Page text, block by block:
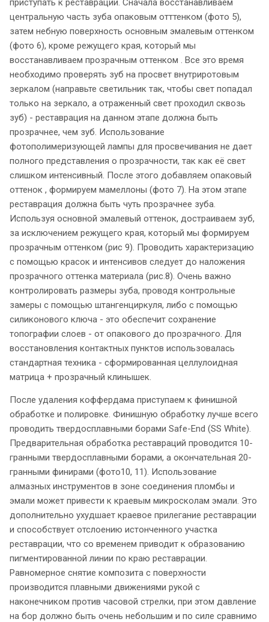
приступать к реставрации. Сначала восстанавливаем
центральную часть зуба опаковым отттенком (фото 5),
затем небную поверхность основным эмалевым оттенком
(фото 6), кроме режущего края, который мы
восстанавливаем прозрачным оттенком . Все это время
необходимо проверять зуб на просвет внутриротовым
зеркалом (направьте светильник так, чтобы свет попадал
только на зеркало, а отраженный свет проходил сквозь
зуб) - реставрация на данном этапе должна быть
прозрачнее, чем зуб. Использование
фотополимеризующей лампы для просвечивания не дает
полного представления о прозрачности, так как её свет
слишком интенсивный. После этого добавляем опаковый
оттенок , формируем мамеллоны (фото 7). На этом этапе
реставрация должна быть чуть прозрачнее зуба.
Используя основной эмалевый оттенок, достраиваем зуб,
за исключением режущего края, который мы формируем
прозрачным оттенком (рис 9). Проводить характеризацию
с помощью красок и интенсивов следует до наложения
прозрачного оттенка материала (рис.8). Очень важно
контролировать размеры зуба, проводя контрольные
замеры с помощью штангенциркуля, либо с помощью
силиконового ключа - это обеспечит сохранение
топографии слоев - от опакового до прозрачного. Для
восстановления контактных пунктов использовалась
стандартная техника - сформированная целлулоидная
матрица + прозрачный клинышек.
После удаления коффердама приступаем к финишной
обработке и полировке. Финишную обработку лучше всего
проводить твердосплавными борами Safe-End (SS White).
Предварительная обработка реставраций проводится 10-
гранными твердосплавными борами, а окончательная 20-
гранными финирами (фото10, 11). Использование
алмазных инструментов в зоне соединения пломбы и
эмали может привести к краевым микросколам эмали. Это
дополнительно ухудшает краевое прилегание реставрации
и способствует отслоению истонченного участка
реставрации, что со временем приводит к образованию
пигментированной линии по краю реставрации.
Равномерное снятие композита с поверхности
производится плавными движениями рукой с
наконечником против часовой стрелки, при этом давление
на бор должно быть очень небольшим и по силе сравнимо